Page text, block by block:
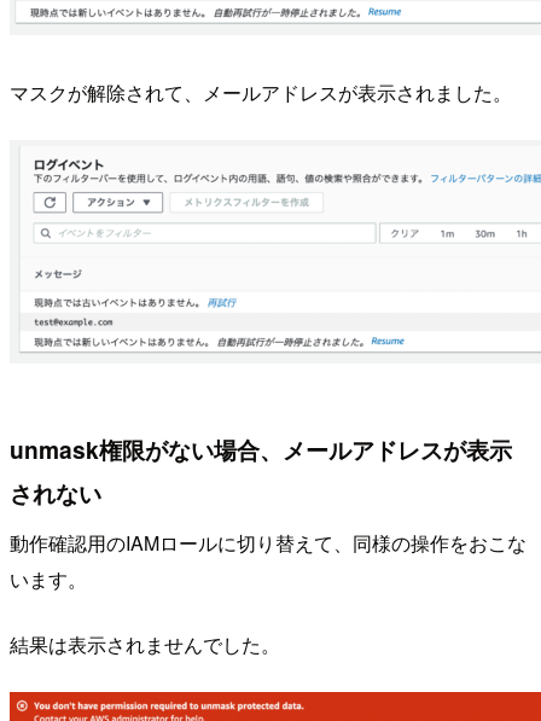
マスクが解除されて、メールアドレスが表示されました。
unmask権限がない場合、メールアドレスが表示
されない
動作確認用のIAMロールに切り替えて、同様の操作をおこな
います。
結果は表示されませんでした。